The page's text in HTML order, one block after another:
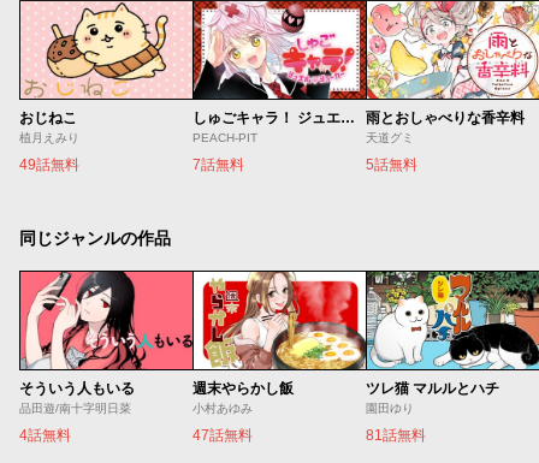
おじねこ
植月えみり
49話無料
しゅごキャラ！ ジュエルジョーカー
PEACH-PIT
7話無料
雨とおしゃべりな香辛料
天道グミ
5話無料
同じジャンルの作品
そういう人もいる
品田遊/南十字明日菜
4話無料
週末やらかし飯
小村あゆみ
47話無料
ツレ猫 マルルとハチ
園田ゆり
81話無料